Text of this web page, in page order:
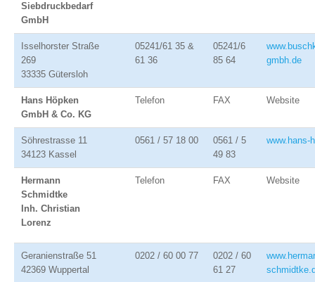
Siebdruckbedarf
GmbH
Isselhorster Straße
269
33335 Gütersloh
05241/61 35 &
61 36
05241/6
85 64
gmbh.de
Hans Höpken
GmbH & Co. KG
Telefon FAX Website
Söhrestrasse 11
34123 Kassel
0561 / 57 18 00
0561 / 5
49 83
www.hans-
Hermann
Schmidtke
Inh. Christian
Lorenz
Telefon FAX Website
Geranienstraße 51
42369 Wuppertal
0202 / 60 00 77
0202 / 60
61 27